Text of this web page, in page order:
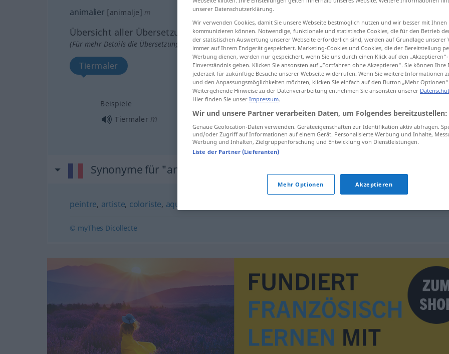
animalier [animalje] m
Übersicht aller Übersetzungen
(Für mehr Details die Übersetzung anklicken/antippen)
Tiermaler
Beispiele
Tiermalerm animalierouadjtpeintre m
animalier
Synonyme für "animalier"
peintre, artiste, coloriste, aquarelliste
© myThes Dicollecte
unserer Datenschutzerklärung.
Wir verwenden Cookies, damit Sie unsere Webseite bestmöglich nutzen und wir besser mit Ihnen
kommunizieren können. Notwendige, funktionale und statistische Cookies, die für den Betrieb
der statistischen Auswertung unserer Webseite erforderlich sind, werden auf Grundlage unserer
immer auf Ihrem Endgerät gespeichert. Marketing-Cookies und Cookies, die der Bereitstellung
Werbung dienen, werden nur gespeichert, wenn Sie uns durch einen Klick auf den
Einverständnis geben. Klicken Sie ansonsten auf „Fortfahren ohne Akzeptieren“. Sie können
jederzeit für zukünftige Besuche unserer Webseite widerrufen. Wenn Sie weitere Informationen
und den Anpassungsmöglichkeiten möchten, klicken Sie einfach auf den Button „Mehr
Weitergehende Hinweise zu der Datenverarbeitung entnehmen Sie ansonsten unserer
Hier finden Sie unser Impressum.
Wir und unsere Partner verarbeiten Daten, um Folgendes bereitzustellen:
Genaue Geolocation-Daten verwenden. Geräteeigenschaften zur Identifikation aktiv abfragen.
und/oder Zugriff auf Informationen auf einem Gerät. Personalisierte Werbung und Inhalte,
Werbung und Inhalten, Zielgruppenforschung und Entwicklung von Dienstleistungen.
Liste der Partner (Lieferanten)
Mehr Optionen Akzeptieren